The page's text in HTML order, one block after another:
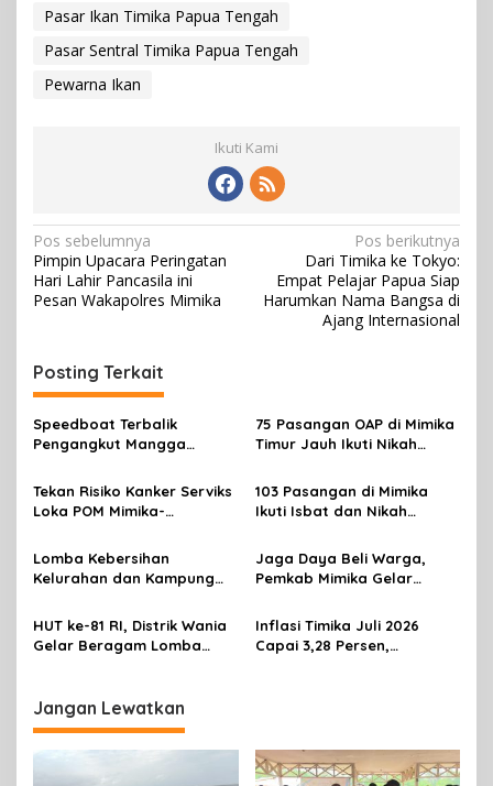
Pasar Ikan Timika Papua Tengah
Pasar Sentral Timika Papua Tengah
Pewarna Ikan
Ikuti Kami
N
a
v
g
a
s
i
p
o
s
Pos sebelumnya
Pimpin Upacara Peringatan
Hari Lahir Pancasila ini
Pesan Wakapolres Mimika
Pos berikutnya
Dari Timika ke Tokyo:
Empat Pelajar Papua Siap
Harumkan Nama Bangsa di
Ajang Internasional
Posting Terkait
Speedboat Terbalik
Pengangkut Mangga
75 Pasangan OAP di Mimika
Timur Jauh Ikuti Nikah
Tekan Risiko Kanker Serviks
Loka POM Mimika-
Bagi 300 Perempuan
103 Pasangan di Mimika
Ikuti Isbat dan Nikah
Lomba Kebersihan
Kelurahan dan Kampung
RI, Distrik Mimika Baru Ajak
Warga Ubah Kebiasaan
Buang Sampah
Jaga Daya Beli Warga,
Pemkab Mimika Gelar
HUT ke-81 RI, Distrik Wania
Gelar Beragam Lomba
Inflasi Timika Juli 2026
Capai 3,28 Persen,
Jangan Lewatkan